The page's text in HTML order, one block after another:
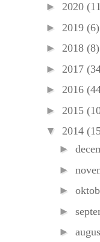
► 2020
► 2019 (6)
► 2018 (8)
► 2017
► 2016
► 2015
▼ 2014
►
►
►
►
►